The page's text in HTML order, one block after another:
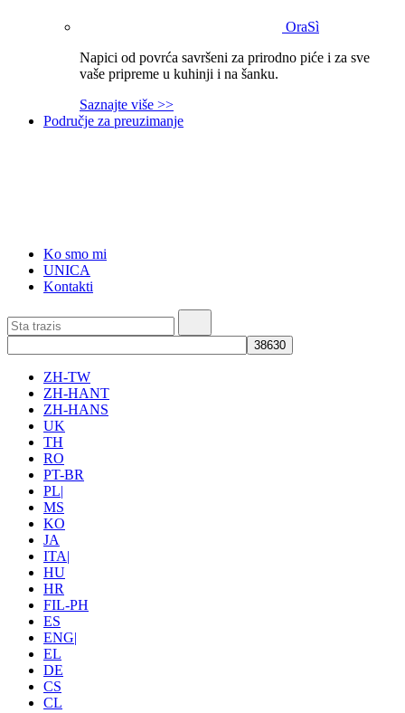
OraSì
Napici od povrća savršeni za prirodno piće i za sve
vaše pripreme u kuhinji i na šanku.
Saznajte više >>
Područje za preuzimanje
Ko smo mi
UNICA
Kontakti
ZH-TW
ZH-HANT
ZH-HANS
UK
TH
RO
PT-BR
PL|
MS
KO
JA
ITA|
HU
HR
FIL-PH
ES
ENG|
EL
DE
CS
CL